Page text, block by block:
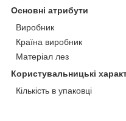
Основні атрибути
Виробник
Країна виробник
Матеріал лез
Користувальницькі
Кількість в упаковці